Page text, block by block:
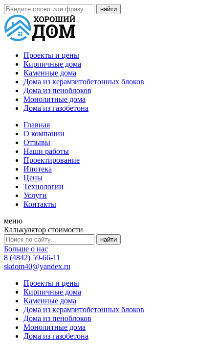
Проекты и цены
Кирпичные дома
Каменные дома
Дома из керамзитобетонных блоков
Дома из пеноблоков
Монолитные дома
Дома из газобетона
Главная
О компании
Отзывы
Наши работы
Проектирование
Ипотека
Цены
Технологии
Услуги
Контакты
меню
Калькулятор стоимости
Больше о нас
8 (4842) 59-66-11
skdom40@yandex.ru
Проекты и цены
Кирпичные дома
Каменные дома
Дома из керамзитобетонных блоков
Дома из пеноблоков
Монолитные дома
Дома из газобетона